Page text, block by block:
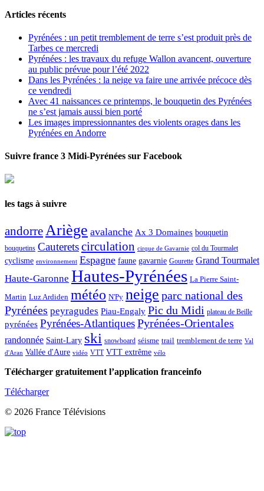
Articles récents
Pyrénées : un petit tremblement de terre s’est produit près de
Tarbes ce mercredi
Pyrénées : les travaux du refuge Wallon avancent, ouverture
au public prévue pour l’été 2022
Dans les Pyrénées : la neige va faire une arrivée précoce dès
ce vendredi
Avec 41 naissances ce printemps, le bouquetin des Pyrénées
ne s’est jamais aussi bien porté
Les images impressionnantes des violents orages dans les
Pyrénées en Andorre
Suivre france 3 Midi-Pyrénées sur Facebook
les tags à suivre
andorreAriège avalanche Ax 3 Domaines bouquetin
bouquetins Cauteretscirculation cirque de Gavarnie col du Tourmalet
cyclisme environnement Espagne faune gavarnie Gourette Grand Tourmalet
Haute-Garonne Hautes-Pyrénées La Pierre Saint-
Martin Luz Ardiden météo N'Py neige parc national des
Pyrénées peyragudes Piau-Engaly Pic du Midi plateau de Beille
pyrénées Pyrénées-AtlantiquesPyrénées-Orientales
randonnée Saint-Lary ski snowboard séisme trail tremblement de terre Val
d'Aran Vallée d'Aure vidéo VTT VTT extrême vélo
Télécharger gratuitement l’application franceinfo
Télécharger
© 2026 France Télévisions